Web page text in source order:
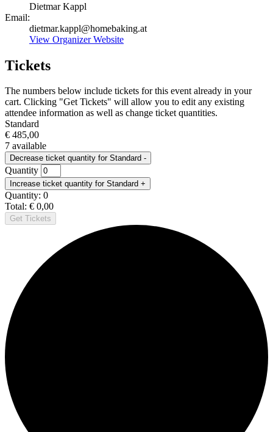
Dietmar Kappl
Email:
dietmar.kappl@homebaking.at
View Organizer Website
Tickets
The numbers below include tickets for this event already in your
cart. Clicking "Get Tickets" will allow you to edit any existing
attendee information as well as change ticket quantities.
Standard
€ 485,00
7 available
Decrease ticket quantity for Standard -
Quantity
Increase ticket quantity for Standard +
Quantity: 0
Total: € 0,00
Get Tickets